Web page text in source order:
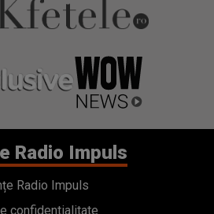
Radio Impuls
Radio Impuls
confidentialitate